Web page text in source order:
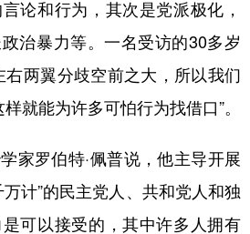
论和行为，其次是党派极化，
治暴力等。一名受访的30多岁
右两翼分歧空前之大，所以我们
样就能为许多可怕行为找借口”。
罗伯特·佩普说，他主导开展
计”的民主党人、共和党人和独
可以接受的，其中许多人拥有